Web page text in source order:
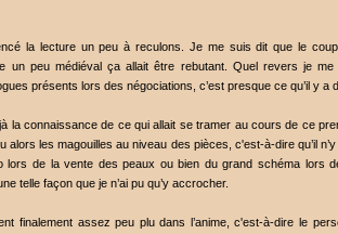
la lecture un peu à reculons. Je me suis dit que le
un peu médiéval ça allait être rebutant. Quel revers je
présents lors des négociations, c’est presque ce qu’il y a
la connaissance de ce qui allait se tramer au cours de ce
alors les magouilles au niveau des pièces, c'est-à-dire qu’il
lors de la vente des peaux ou bien du grand schéma lors
telle façon que je n’ai pu qu’y accrocher.
finalement assez peu plu dans l’anime, c'est-à-dire le